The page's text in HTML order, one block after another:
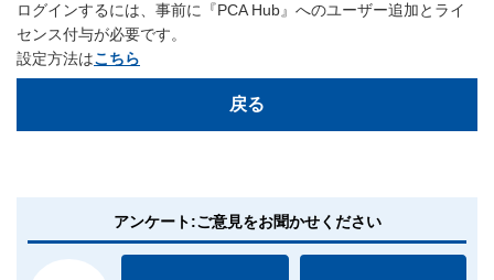
ログインするには、事前に『PCA Hub』へのユーザー追加とライ
センス付与が必要です。
設定方法はこちら
戻る
アンケート:ご意見をお聞かせください